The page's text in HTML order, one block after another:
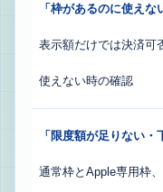
「枠があるのに使えな
表示額だけでは決済可
使えない時の確認
「限度額が足りない・
通常枠とApple専用枠